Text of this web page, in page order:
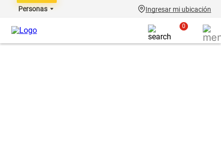
Personas Ingresar mi ubicación
0